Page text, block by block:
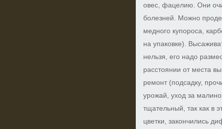
овес, фацелию. Они
болезней. Можно
медного купороса,
на упаковке).
нельзя, его надо
расстоянии от места
ремонт (подсадку,
урожай, уход за
тщательный, так как в
цветки, закончились